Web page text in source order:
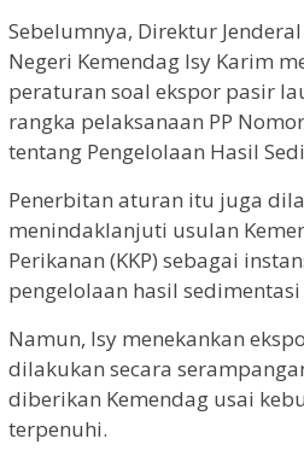
Sebelumnya, Direktur
Negeri Kemendag Isy Karim
peraturan soal ekspor pasir
rangka pelaksanaan PP
tentang Pengelolaan Hasil
Penerbitan aturan itu juga
menindaklanjuti usulan
Perikanan (KKP) sebagai
pengelolaan hasil
Namun, Isy menekankan
dilakukan secara
diberikan Kemendag usai
terpenuhi.